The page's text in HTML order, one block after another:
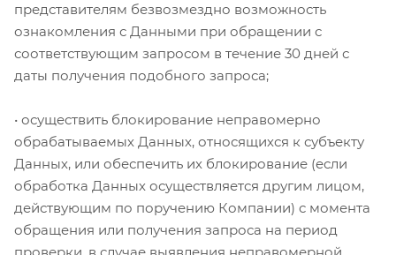
представителям безвозмездно возможность
ознакомления с Данными при обращении с
соответствующим запросом в течение 30 дней с
даты получения подобного запроса;
• осуществить блокирование неправомерно
обрабатываемых Данных, относящихся к субъекту
Данных, или обеспечить их блокирование (если
обработка Данных осуществляется другим лицом,
действующим по поручению Компании) с момента
обращения или получения запроса на период